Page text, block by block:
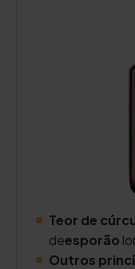
Teor de
deesporão
Outros